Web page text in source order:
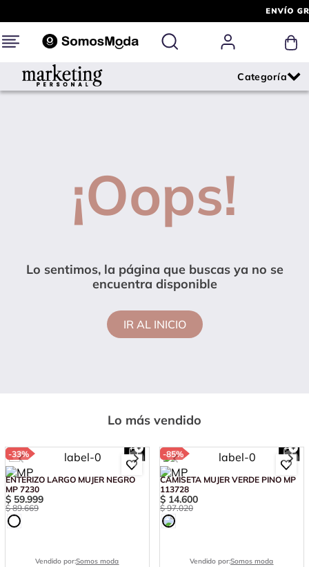
¡Oops!
Lo sentimos, la página que buscas ya no se
encuentra disponible
IR AL INICIO
Lo más vendido
-33%
ENTERIZO LARGO MUJER NEGRO
MP 7230
$ 59.999
$ 89.669
Vendido por:Somos moda
-85%
CAMISETA MUJER VERDE PINO MP
113728
$ 14.600
$ 97.020
Vendido por:Somos moda